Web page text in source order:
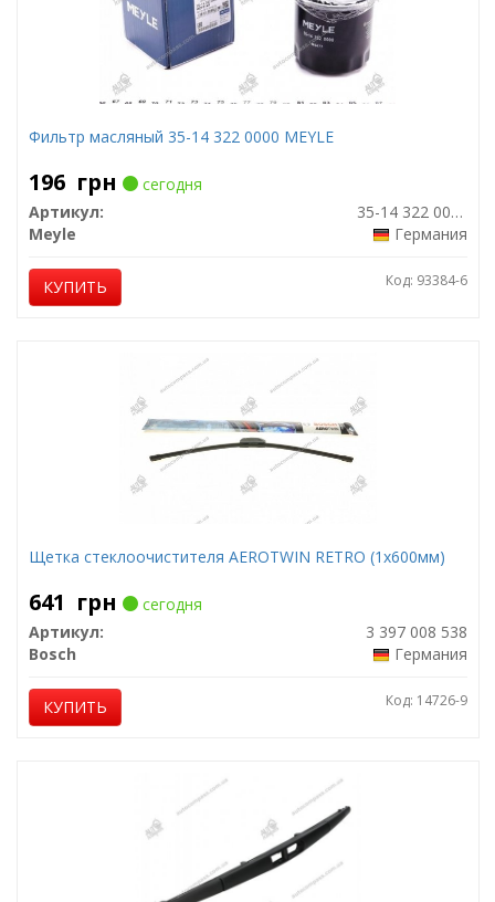
Фильтр масляный 35-14 322 0000 MEYLE
196 грн
сегодня
Артикул:
35-14 322 0000
Meyle
Германия
КУПИТЬ Код: 93384-6
Щетка стеклоочистителя AEROTWIN RETRO (1х600мм)
641 грн
сегодня
Артикул:
3 397 008 538
Bosch
Германия
КУПИТЬ Код: 14726-9